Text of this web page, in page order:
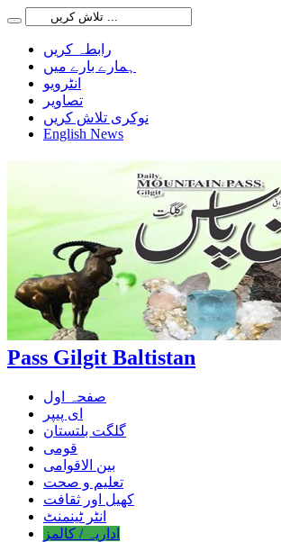
رابطہ کریں
ہمارے بارے میں
انٹرویو
تصاویر
نوکری تلاش کریں
English News
Pass Gilgit Baltistan
صفحہ اول
ای پیپر
گلگت بلتستان
قومی
بین الاقوامی
تعلیم و صحت
کھیل اور ثقافت
انٹر ٹینمنٹ
اداریہ / کالمز